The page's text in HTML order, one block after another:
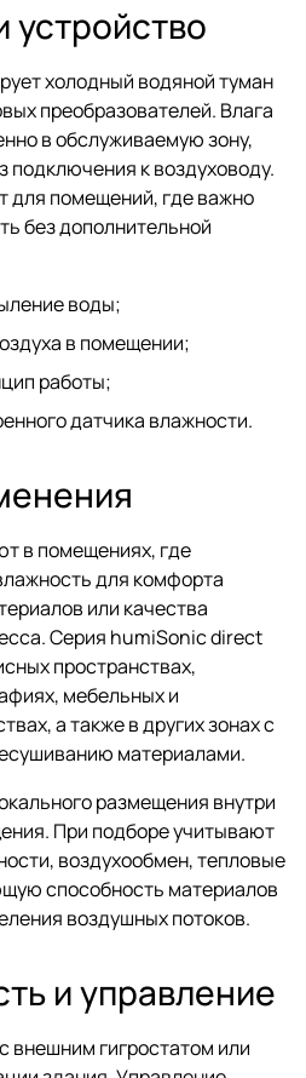
устройство
холодный водяной туман
преобразователей. Влага
в обслуживаемую зону,
подключения к воздуховоду.
для помещений, где важно
без дополнительной
воды;
в помещении;
работы;
датчика влажности.
в помещениях, где
для комфорта
или качества
Серия humiSonic direct
пространствах,
мебельных и
а также в других зонах с
материалами.
размещения внутри
При подборе учитывают
воздухообмен, тепловые
способность материалов
воздушных потоков.
и управление
внешним гигростатом или